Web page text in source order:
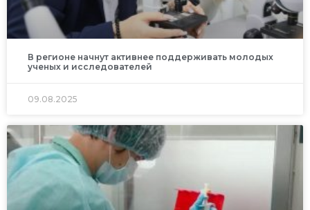
В регионе начнут активнее поддерживать молодых
ученых и исследователей
09.08.2025